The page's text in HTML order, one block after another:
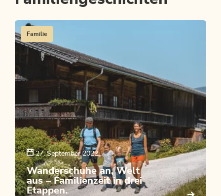
Familie
27. September 2022
Wanderschuhe an, Welt
aus – Familienzeit in drei
Etappen.